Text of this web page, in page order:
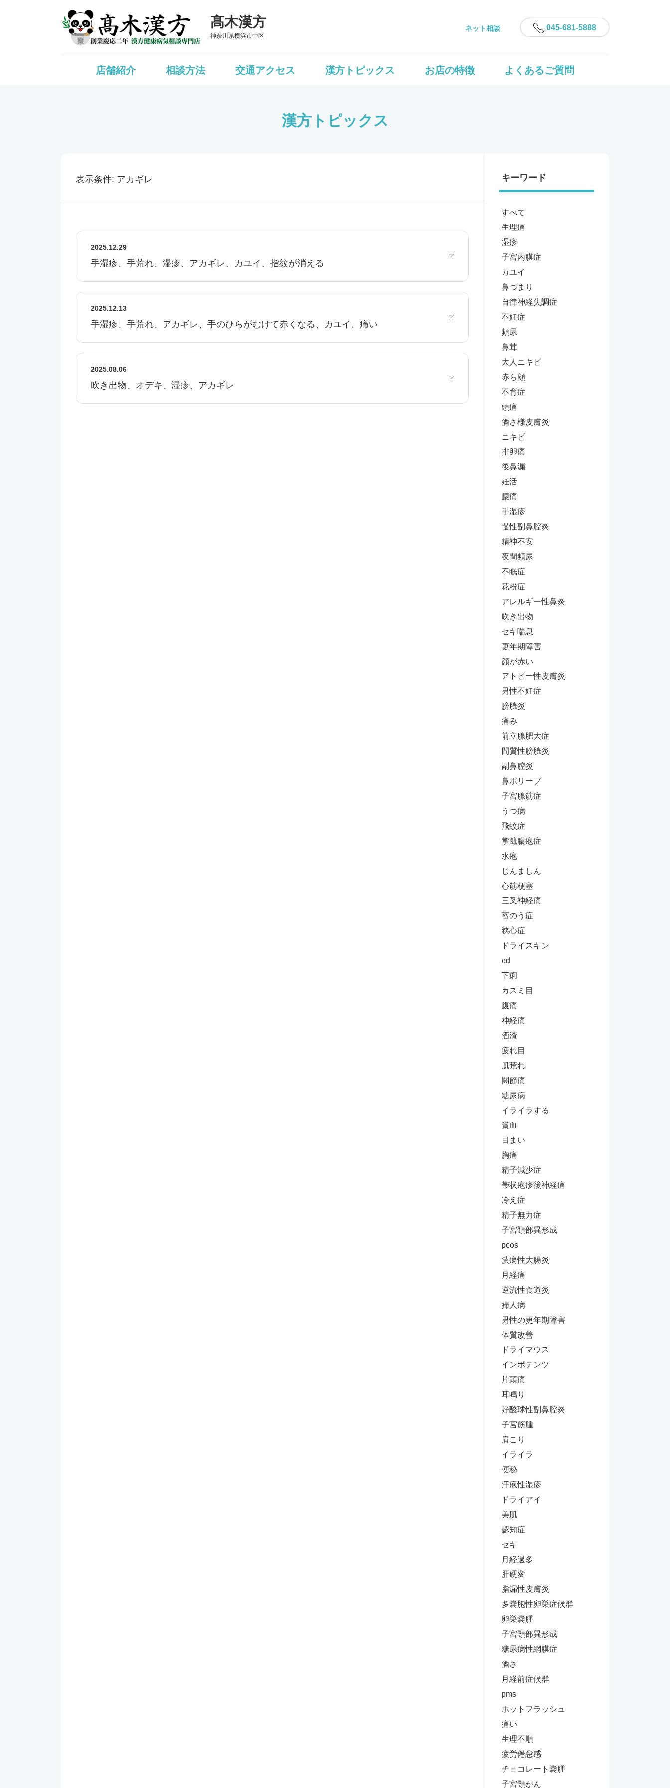
髙木漢方
神奈川県横浜市中区
045-681-5888
店舗紹介 相談方法 交通アクセス 漢方トピックス お店の特徴 よくあるご質問
ネット相談
漢方トピックス
表示条件 アカギレ
2025.12.29
手湿疹、手荒れ、湿疹、アカギレ、カユイ、指紋が消える
2025.12.13
手湿疹、手荒れ、アカギレ、手のひらがむけて赤くなる、カユイ、痛い
2025.08.06
吹き出物、オデキ、湿疹、アカギレ
キーワード
すべて
生理痛
湿疹
子宮内膜症
カユイ
鼻づまり
自律神経失調症
不妊症
頻尿
鼻茸
大人ニキビ
赤ら顔
不育症
頭痛
酒さ様皮膚炎
ニキビ
排卵痛
後鼻漏
妊活
腰痛
手湿疹
慢性副鼻腔炎
精神不安
夜間頻尿
不眠症
花粉症
アレルギー性鼻炎
吹き出物
セキ喘息
更年期障害
顔が赤い
アトピー性皮膚炎
男性不妊症
膀胱炎
痛み
前立腺肥大症
間質性膀胱炎
副鼻腔炎
鼻ポリープ
子宮腺筋症
うつ病
飛蚊症
掌蹠膿疱症
水疱
じんましん
心筋梗塞
三叉神経痛
蓄のう症
狭心症
ドライスキン
ed
下痢
カスミ目
腹痛
神経痛
酒渣
疲れ目
肌荒れ
関節痛
糖尿病
イライラする
貧血
目まい
胸痛
精子減少症
帯状疱疹後神経痛
冷え症
精子無力症
子宮頚部異形成
pcos
潰瘍性大腸炎
月経痛
逆流性食道炎
婦人病
男性の更年期障害
体質改善
ドライマウス
インポテンツ
片頭痛
耳鳴り
好酸球性副鼻腔炎
子宮筋腫
肩こり
イライラ
便秘
汗疱性湿疹
ドライアイ
美肌
認知症
セキ
月経過多
肝硬変
脂漏性皮膚炎
多嚢胞性卵巣症候群
卵巣嚢腫
子宮頸部異形成
糖尿病性網膜症
酒さ
月経前症候群
pms
ホットフラッシュ
痛い
生理不順
疲労倦怠感
チョコレート嚢腫
子宮頸がん